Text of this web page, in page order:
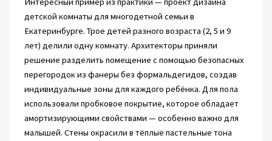
детской комнаты для многодетной семьи в
Екатеринбурге. Трое детей разного возраста (2, 5 и 9
лет) делили одну комнату. Архитекторы приняли
решение разделить помещение с помощью безопасных
перегородок из фанеры без формальдегидов, создав
индивидуальные зоны для каждого ребёнка. Для пола
использовали пробковое покрытие, которое обладает
амортизирующими свойствами — особенно важно для
малышей. Стены окрасили в тёплые пастельные тона